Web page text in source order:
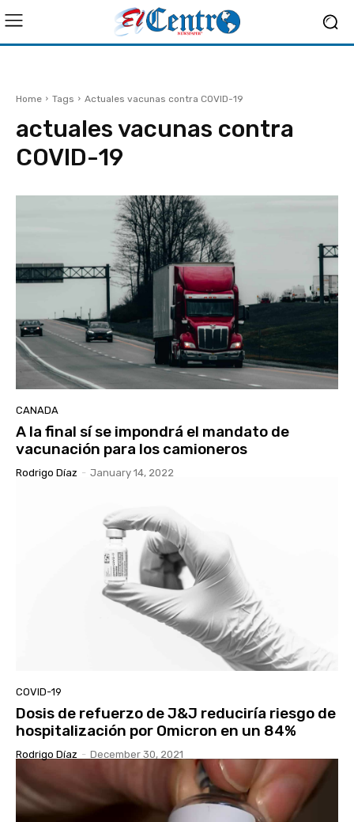
Home Tags Actuales vacunas contra COVID-19
actuales vacunas contra
COVID-19
CANADA
A la final sí se impondrá el mandato de
vacunación para los camioneros
Rodrigo Díaz - January 14, 2022
COVID-19
Dosis de refuerzo de J&J reduciría riesgo de
hospitalización por Omicron en un 84%
Rodrigo Díaz - December 30, 2021